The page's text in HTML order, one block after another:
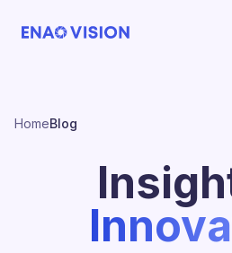
HomeBlog